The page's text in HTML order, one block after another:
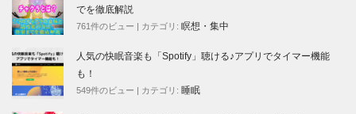
でを徹底解説
761件のビュー カテゴリ: 瞑想・集中
人気の快眠音楽も「Spotify」聴ける♪アプリでタイマー機能
も！
549件のビュー カテゴリ: 睡眠